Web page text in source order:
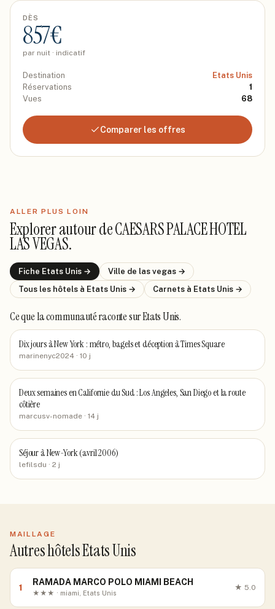
DÈS
857€
par nuit · indicatif
Destination
Etats Unis
Réservations
1
Vues
68
Comparer les offres
ALLER PLUS LOIN
Explorer autour deCAESARS PALACE HOTEL
LAS VEGAS.
Fiche Etats Unis → Ville de las vegas →
Tous les hôtels à Etats Unis → Carnets à Etats Unis →
Ce que la communauté racontesur Etats Unis.
Dix jours à New York : métro, bagels et déception à Times Square
marinenyc2024 · 10 j
Deux semaines en Californie du Sud : Los Angeles, San Diego et la route
côtière
marcusv-nomade · 14 j
Séjour à New-York (avril 2006)
lefilsdu · 2 j
MAILLAGE
Autres hôtels Etats Unis
1
RAMADA MARCO POLO MIAMI BEACH
★★★ · miami, Etats Unis
★ 5.0